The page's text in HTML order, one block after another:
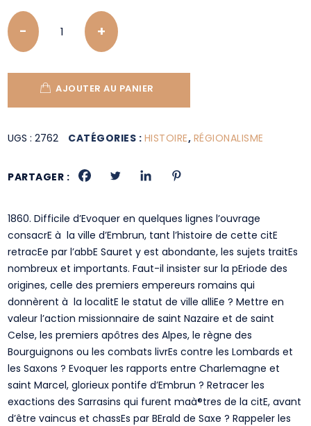
Quantity
AJOUTER AU PANIER
UGS :2762 CATÉGORIES : HISTOIRE, RÉGIONALISME
PARTAGER :
1860. Difficile d’Evoquer en quelques lignes l’ouvrage
consacrE à la ville d’Embrun, tant l’histoire de cette citE
retracEe par l’abbE Sauret y est abondante, les sujets traitEs
nombreux et importants. Faut-il insister sur la pEriode des
origines, celle des premiers empereurs romains qui
donnèrent à la localitE le statut de ville alliEe ? Mettre en
valeur l’action missionnaire de saint Nazaire et de saint
Celse, les premiers apôtres des Alpes, le règne des
Bourguignons ou les combats livrEs contre les Lombards et
les Saxons ? Evoquer les rapports entre Charlemagne et
saint Marcel, glorieux pontife d’Embrun ? Retracer les
exactions des Sarrasins qui furent maà®tres de la citE, avant
d’être vaincus et chassEs par BErald de Saxe ? Rappeler les